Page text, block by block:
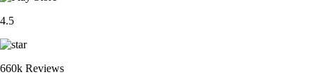
4.5
660k Reviews